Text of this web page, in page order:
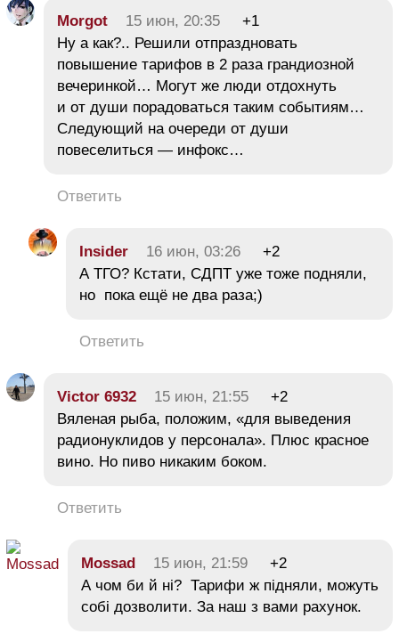
Morgot 15 июн, 20:35
+1
Ну а как?.. Решили отпраздновать
повышение тарифов в 2 раза грандиозной
вечеринкой… Могут же люди отдохнуть
и от души порадоваться таким событиям…
Следующий на очереди от души
повеселиться — инфокс…
Ответить
Insider 16 июн, 03:26
+2
А ТГО? Кстати, СДПТ уже тоже подняли,
но пока ещё не два раза;)
Ответить
Victor 6932 15 июн, 21:55
+2
Вяленая рыба, положим, «для выведения
радионуклидов у персонала». Плюс красное
вино. Но пиво никаким боком.
Ответить
Mossad 15 июн, 21:59
+2
А чом би й ні? Тарифи ж підняли, можуть
собі дозволити. За наш з вами рахунок.